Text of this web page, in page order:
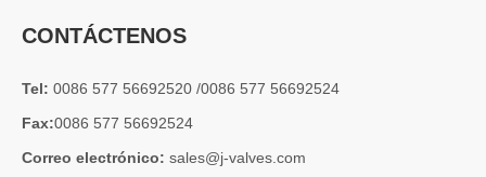
CONTÁCTENOS
Tel: 0086 577 56692520 /0086 577 56692524
Fax:0086 577 56692524
Correo electrónico: sales@j-valves.com